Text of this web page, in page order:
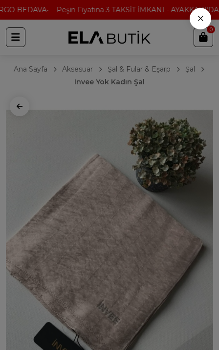
BEDAVA Peşin Fiyatına 3 TAKSİT İMKANI - AYAKKABI'DA
0
Ana Sayfa Aksesuar Şal & Fular & Eşarp
Şal
Invee Yok Kadın Şal
×